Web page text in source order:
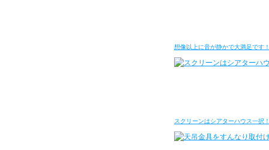
想像以上に音が静かで大満足です
スクリーンはシアターハウス一択